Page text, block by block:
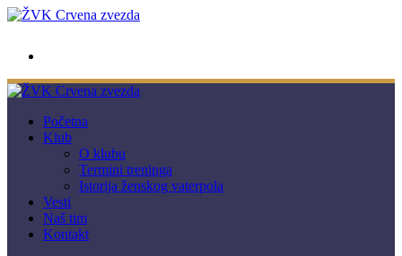
Početna
Klub
O klubu
Termini treninga
Istorija ženskog vaterpola
Vesti
Naš tim
Kontakt